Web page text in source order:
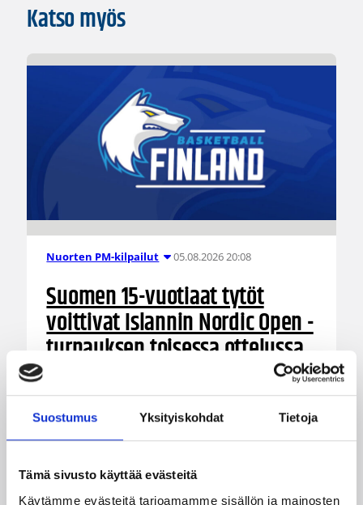
Suostumus Yksityiskohdat Tietoja
Tämä sivusto käyttää evästeitä
Käytämme evästeitä tarjoamamme sisällön ja mainosten
Katso myös
Nuorten PM-kilpailut 05.08.2026 20:08
Suomen 15-vuotiaat tytöt
voittivat Islannin Nordic Open -
turnauksen toisessa ottelussa
Suomen 15-vuotiaiden tyttöjen maajoukkue
jatkoi voittokulkuaan Lohjalla pelattavassa
Nordic Open -turnauksessa kaatamalla Islannin
vakuuttavasti 70–47. Sudenpennut kohtaa
klo 15.